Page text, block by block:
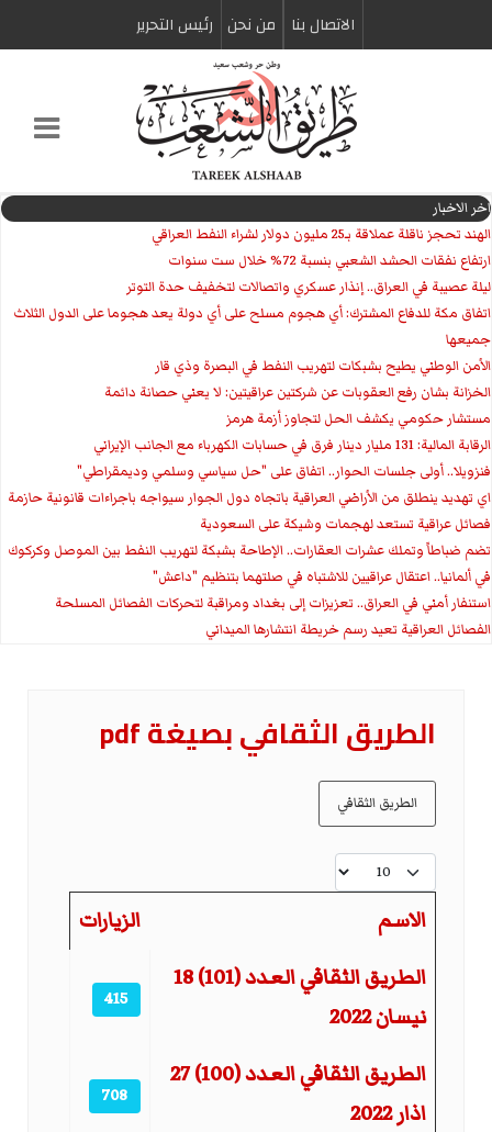
الاتصال بنا من نحن رئیس التحریر
اخر الاخبار
الهند تحجز ناقلة عملاقة بـ25 مليون دولار لشراء النفط العراقي
ارتفاع نفقات الحشد الشعبي بنسبة 72% خلال ست سنوات
ليلة عصيبة في العراق.. إنذار عسكري واتصالات لتخفيف حدة التوتر
‏اتفاق مكة للدفاع المشترك: أي هجوم مسلح على أي دولة يعد هجوما على الدول الثلاث
جميعها
الأمن الوطني يطيح بشبكات لتهريب النفط في البصرة وذي قار
الخزانة بشان رفع العقوبات عن شركتين عراقيتين: لا يعني حصانة دائمة
مستشار حكومي يكشف الحل لتجاوز أزمة هرمز
الرقابة المالية: 131 مليار دينار فرق في حسابات الكهرباء مع الجانب الإيراني
فنزويلا.. أولى جلسات الحوار.. اتفاق على "حل سياسي وسلمي وديمقراطي"
اي تهديد ينطلق من الأراضي العراقية باتجاه دول الجوار سيواجه باجراءات قانونية حازمة
فصائل عراقية تستعد لهجمات وشيكة على السعودية
تضم ضباطاً وتملك عشرات العقارات.. الإطاحة بشبكة لتهريب النفط بين الموصل وكركوك
في ألمانيا.. اعتقال عراقيين للاشتباه في صلتهما بتنظيم "داعش"
استنفار أمني في العراق.. تعزيزات إلى بغداد ومراقبة لتحركات الفصائل المسلحة
الفصائل العراقية تعيد رسم خريطة انتشارها الميداني
الطریق الثقافي بصیغة pdf
الطريق الثقافي
عدد الإظهارات:
المقالات
الاسم
الزيارات
الطريق الثقافي العدد (101) 18
نيسان 2022
415
الطريق الثقافي العدد (100) 27
اذار 2022
708